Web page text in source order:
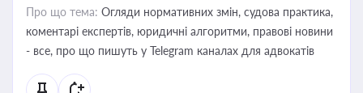
Про що тема: Огляди нормативних змін, судова практика,
коментарі експертів, юридичні алгоритми, правові новини
- все, про що пишуть у Telegram каналах для адвокатів